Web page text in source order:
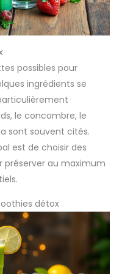
possibles pour
ingrédients se
le concombre, le
sont souvent cités.
est de choisir des
préserver au maximum
détox